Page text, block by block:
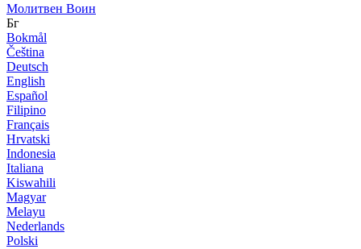
Молитвен Воин
Бг
Bokmål
Čeština
Deutsch
English
Español
Filipino
Français
Hrvatski
Indonesia
Italiana
Kiswahili
Magyar
Melayu
Nederlands
Polski